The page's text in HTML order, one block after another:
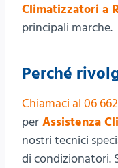
Climatizzatori a
principali marche.
Perché
Chiamaci al 06
per Assistenza
nostri tecnici
di condizionatori.